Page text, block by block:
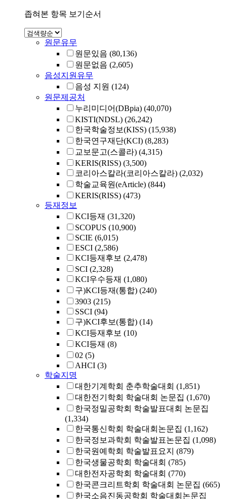
좁혀본 항목 보기순서
원문유무
원문있음 (80,136)
원문없음 (2,605)
음성지원유무
음성 지원 (124)
원문제공처
누리미디어(DBpia) (40,070)
KISTI(NDSL) (26,242)
한국학술정보(KISS) (15,938)
한국연구재단(KCI) (8,283)
교보문고(스콜라) (4,315)
KERIS(RISS) (3,500)
코리아스칼라(코리아스칼라) (2,032)
학술교육원(eArticle) (844)
KERIS(RISS) (473)
등재정보
KCI등재 (31,320)
SCOPUS (10,900)
SCIE (6,015)
ESCI (2,586)
KCI등재후보 (2,478)
SCI (2,328)
KCI우수등재 (1,080)
구)KCI등재(통합) (240)
3903 (215)
SSCI (94)
구)KCI후보(통합) (14)
KCI등재후보 (10)
KCI등재 (8)
02 (5)
AHCI (3)
학술지명
대한기계학회 춘추학술대회 (1,851)
대한전기학회 학술대회 논문집 (1,670)
한국정밀공학회 학술발표대회 논문집
(1,334)
한국통신학회 학술대회논문집 (1,162)
한국정보과학회 학술발표논문집 (1,098)
한국원예학회 학술발표요지 (879)
한국생물공학회 학술대회 (785)
대한전자공학회 학술대회 (770)
한국콘크리트학회 학술대회 논문집 (665)
한국소음진동공학회 학술대회논문집